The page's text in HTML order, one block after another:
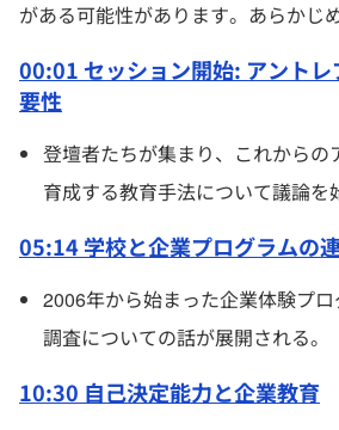
がある可能性があります。あらかじ
00:01 セッション開始: アント
要性
登壇者たちが集まり、これからの
育成する教育手法について議論を
05:14 学校と企業プログラムの
2006年から始まった企業体験プ
調査についての話が展開される。
10:30 自己決定能力と企業教育